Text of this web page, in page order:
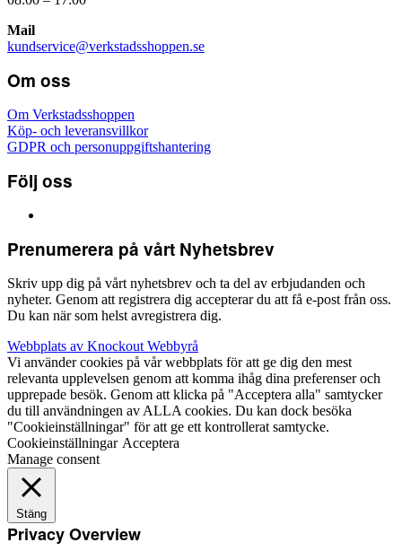
Mail
kundservice@verkstadsshoppen.se
Om oss
Om Verkstadsshoppen
Köp- och leveransvillkor
GDPR och personuppgiftshantering
Följ oss
Prenumerera på vårt Nyhetsbrev
Skriv upp dig på vårt nyhetsbrev och ta del av erbjudanden och
nyheter. Genom att registrera dig accepterar du att få e-post från oss.
Du kan när som helst avregistrera dig.
Webbplats av Knockout Webbyrå
Vi använder cookies på vår webbplats för att ge dig den mest
relevanta upplevelsen genom att komma ihåg dina preferenser och
upprepade besök. Genom att klicka på "Acceptera alla" samtycker
du till användningen av ALLA cookies. Du kan dock besöka
"Cookieinställningar" för att ge ett kontrollerat samtycke.
Cookieinställningar Acceptera
Manage consent
Stäng
Privacy Overview